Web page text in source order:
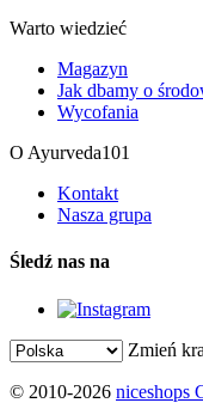
Warto wiedzieć
Magazyn
Jak dbamy o
Wycofania
O Ayurveda101
Kontakt
Nasza grupa
Śledź nas na
Zmień
© 2010-2026 niceshops